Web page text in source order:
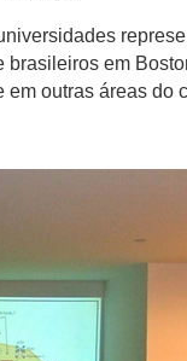
em
outras áreas do